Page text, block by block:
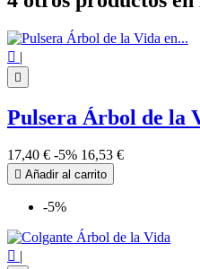
 |

Pulsera Árbol de la
17,40 € -5% 16,53 €
 Añadir al carrito
-5%
 |